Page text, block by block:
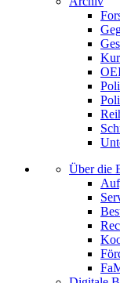
Über die